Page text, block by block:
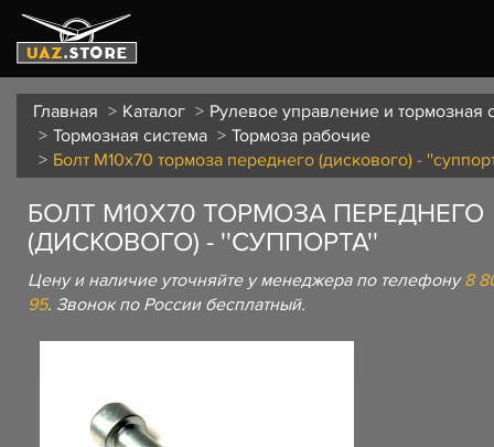
Главная Каталог
Рулевое управление и тормозная
Тормозная система
Тормоза рабочие
Болт М10х70 тормоза переднего (дискового) -
БОЛТ М10Х70 ТОРМОЗА ПЕРЕДНЕГО
(ДИСКОВОГО) - ''СУППОРТА''
Цену и наличие уточняйте у менеджера по телефону8
95. Звонок по России бесплатный.